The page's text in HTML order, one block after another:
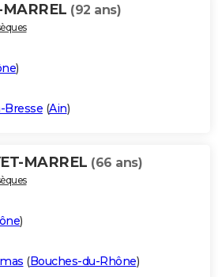
(92 ans)
)
Bresse (Ain)
MARREL (66 ans)
)
(Bouches-du-Rhône)